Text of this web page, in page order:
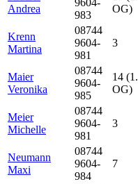
Andrea
983
OG)
Krenn
Martina
08744
9604-
981
3
Maier
Veronika
08744
9604-
985
14 (1.
OG)
Meier
Michelle
08744
9604-
981
3
Neumann
Maxi
08744
9604-
984
7